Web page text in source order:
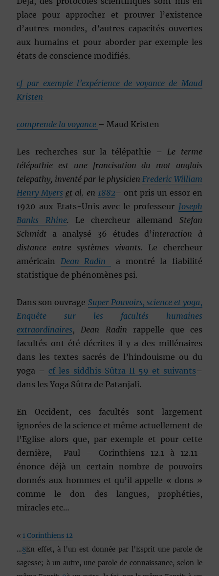
place pour approcher et prouver l’existence
d’autres mondes, d’autres capacités ouvertes
aux humains et pour aborder par exemple les
états de conscience modifiés.
cf par exemple l’expérience de voyance de Maud
Kristen
comprende la voyance – Maud Kristen
Les recherches sur la télépathie –Le terme
télépathie est une francisation du mot anglais
telepathy, inventé par le physicienFrederic William
Henry Myers et al. en 1882– ont pris un essor en
1920 aux Etats-Unis avec le professeur Joseph
Banks Rhine. Le chercheur allemand Stefan
Schmidt a analysé 36 études d’interaction à
distance entre systèmes vivants. Le chercheur
américain Dean Radin
a montré la fiabilité
statistique de phénomènes psi.
Dans son ouvrage Super Pouvoirs, science et yoga,
Enquête sur les facultés humaines
extraordinaires,Dean Radin rappelle que ces
facultés ont été décrites il y a des millénaires
dans les textes sacrés de l’hindouisme ou du
yoga –cf les siddhis Sûtra II 59 et suivants–
dans les Yoga Sûtra de Patanjali.
En Occident, ces facultés sont largement
ignorées de la science et même actuellement de
l’Eglise alors que, par exemple et pour cette
dernière, Paul – Corinthiens 12.1 à 12.11-
énonce déjà un certain nombre de pouvoirs
donnés aux hommes et qu’il appelle « dons »
comme le don des langues, prophéties,
miracles etc…
« 1 Corinthiens 12
…8En effet, à l’un est donnée par l’Esprit une parole de
sagesse; à un autre, une parole de connaissance, selon le